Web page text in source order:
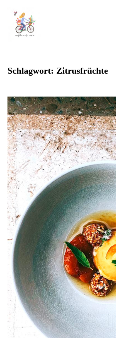
Schlagwort: Zitrusfrüchte